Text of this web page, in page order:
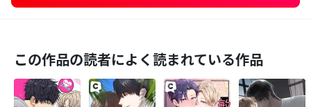
この作品の読者によく読まれている作品